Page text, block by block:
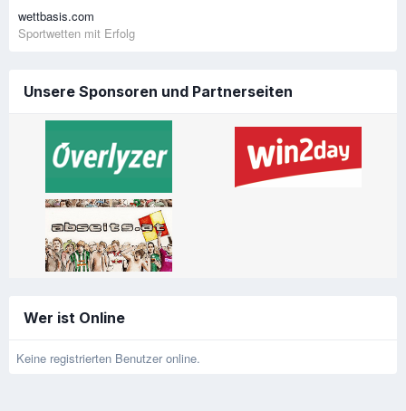
wettbasis.com
Sportwetten mit Erfolg
Unsere Sponsoren und Partnerseiten
Wer ist Online
Keine registrierten Benutzer online.